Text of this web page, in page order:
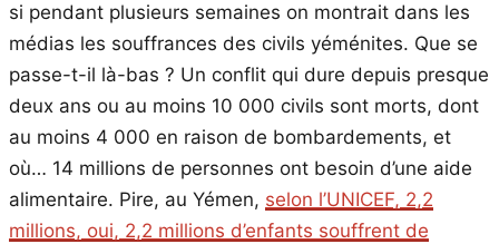
si pendant plusieurs semaines on montrait dans les
médias les souffrances des civils yéménites. Que se
passe-t-il là-bas ? Un conflit qui dure depuis presque
deux ans ou au moins 10 000 civils sont morts, dont
au moins 4 000 en raison de bombardements, et
où… 14 millions de personnes ont besoin d’une aide
alimentaire. Pire, au Yémen, selon l’UNICEF, 2,2
millions, oui, 2,2 millions d’enfants souffrent de